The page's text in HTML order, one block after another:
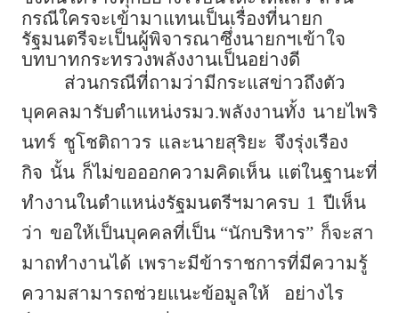
กรณีใครจะเข้ามาแทนเป็นเรื่องที่นายก
รัฐมนตรีจะเป็นผู้พิจารณาซึ่งนายกฯเข้าใจ
บทบาทกระทรวงพลังงานเป็นอย่างดี
ส่วนกรณีที่ถามว่ามีกระแสข่าวถึงตัว
บุคคลมารับตำแหน่งรมว.พลังงานทั้ง นายไพริ
นทร์ ชูโชติถาวร และนายสุริยะ จึงรุ่งเรือง
กิจ นั้น ก็ไม่ขอออกความคิดเห็น แต่ในฐานะที่
ทำงานในตำแหน่งรัฐมนตรีฯมาครบ 1 ปีเห็น
ว่า ขอให้เป็นบุคคลที่เป็น “นักบริหาร” ก็จะสา
มาถทำงานได้ เพราะมีข้าราชการที่มีความรู้
ความสามารถช่วยแนะข้อมูลให้
อย่างไร